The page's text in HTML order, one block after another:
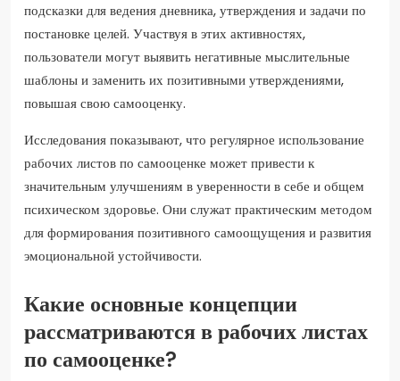
подсказки для ведения дневника, утверждения и задачи по
постановке целей. Участвуя в этих активностях,
пользователи могут выявить негативные мыслительные
шаблоны и заменить их позитивными утверждениями,
повышая свою самооценку.
Исследования показывают, что регулярное использование
рабочих листов по самооценке может привести к
значительным улучшениям в уверенности в себе и общем
психическом здоровье. Они служат практическим методом
для формирования позитивного самоощущения и развития
эмоциональной устойчивости.
Какие основные концепции
рассматриваются в рабочих листах
по самооценке?